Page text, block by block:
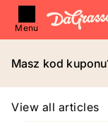
Menu
Masz kod
View all articles